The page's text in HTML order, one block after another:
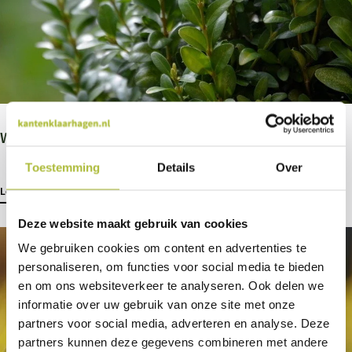
Toestemming Details Over
Deze website maakt gebruik van cookies
We gebruiken cookies om content en advertenties te
personaliseren, om functies voor social media te bieden
en om ons websiteverkeer te analyseren. Ook delen we
informatie over uw gebruik van onze site met onze
partners voor social media, adverteren en analyse. Deze
partners kunnen deze gegevens combineren met andere
Wat kun je doen tegen de buxusmot?
Lees meer